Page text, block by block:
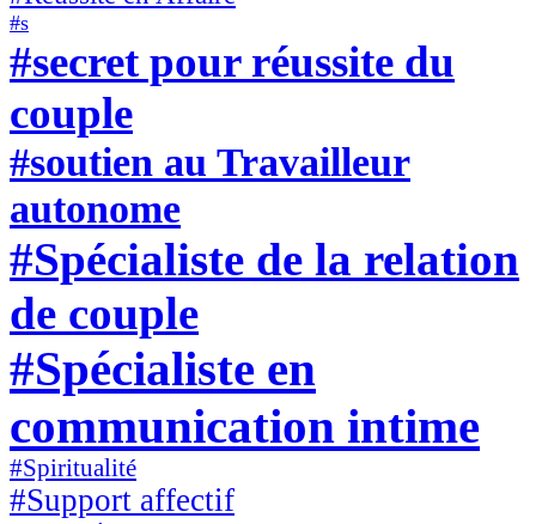
#s
#secret pour réussite du
couple
#soutien au Travailleur
autonome
#Spécialiste de la relation
de couple
#Spécialiste en
communication intime
#Spiritualité
#Support affectif